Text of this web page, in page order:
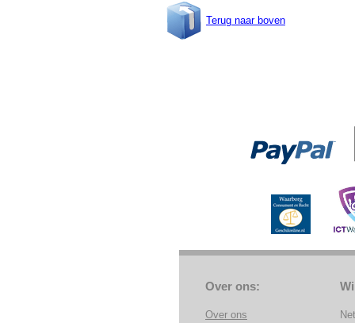
Terug naar boven
Over ons:
Over ons